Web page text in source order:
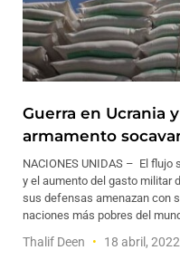
Guerra en Ucrania
armamento
NACIONES UNIDAS – El
y el aumento del gasto militar
sus defensas amenazan con
naciones más pobres del
Thalif Deen 18 abril, 2022